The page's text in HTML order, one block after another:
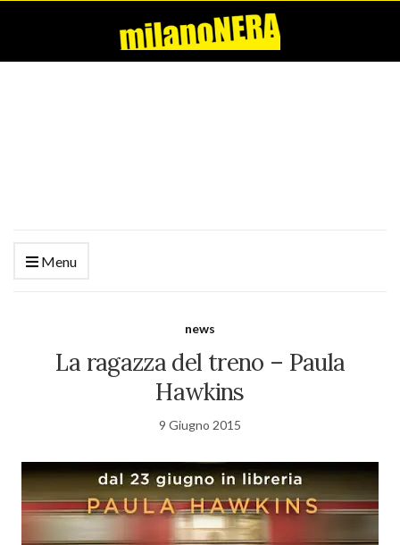
Menu
news
La ragazza del treno – Paula
Hawkins
9 Giugno 2015